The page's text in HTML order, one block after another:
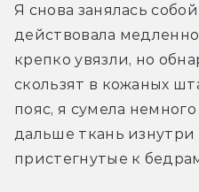
Я снова занялась
действовала
крепко увязли, но
скользят в кожаных
пояс, я сумела
дальше ткань изнутри
пристегнутые к